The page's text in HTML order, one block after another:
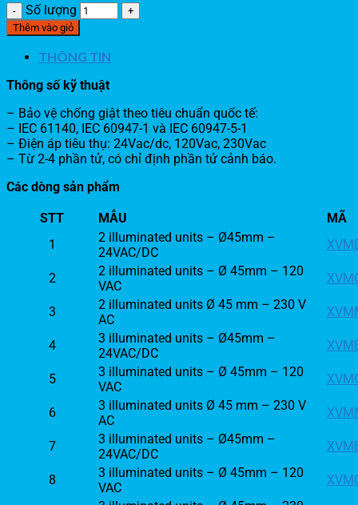
Số lượng
Thêm vào giỏ
THÔNG TIN
Thông số kỹ thuật
– Bảo vệ chống giật theo tiêu chuẩn quốc tế:
– IEC 61140, IEC 60947-1 và IEC 60947-5-1
– Điện áp tiêu thụ: 24Vac/dc, 120Vac, 230Vac
– Từ 2-4 phần tử, có chỉ định phần tử cảnh báo.
Các dòng sản phẩm
STT MẪU
MÃ
1
2 illuminated units – Ø45mm –
24VAC/DC
2
2 illuminated units – Ø 45mm – 120
VAC
3
2 illuminated units Ø 45 mm – 230 V
AC
4
3 illuminated units – Ø45mm –
24VAC/DC
5
3 illuminated units – Ø 45mm – 120
VAC
6
3 illuminated units Ø 45 mm – 230 V
AC
7
3 illuminated units – Ø45mm –
24VAC/DC
8
3 illuminated units – Ø 45mm – 120
VAC